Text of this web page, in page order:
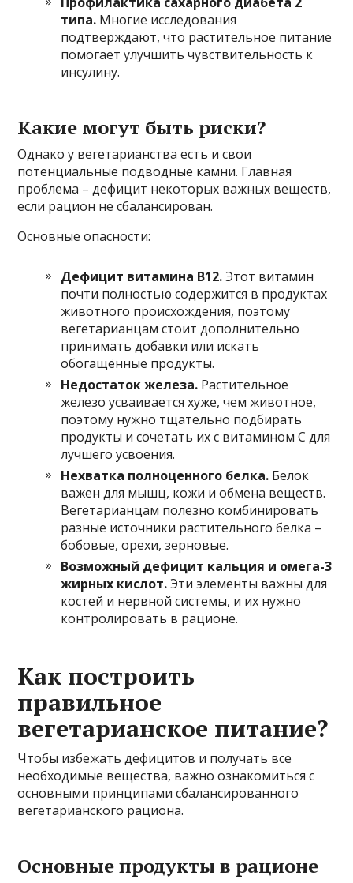
типа. Многие исследования
подтверждают, что растительное питание
помогает улучшить чувствительность к
инсулину.
Какие могут быть риски?
Однако у вегетарианства есть и свои
потенциальные подводные камни. Главная
проблема – дефицит некоторых важных веществ,
если рацион не сбалансирован.
Основные опасности:
Дефицит витамина B12.Этот витамин
почти полностью содержится в продуктах
животного происхождения, поэтому
вегетарианцам стоит дополнительно
принимать добавки или искать
обогащённые продукты.
Недостаток железа. Растительное
железо усваивается хуже, чем животное,
поэтому нужно тщательно подбирать
продукты и сочетать их с витамином C для
лучшего усвоения.
Нехватка полноценного белка. Белок
важен для мышц, кожи и обмена веществ.
Вегетарианцам полезно комбинировать
разные источники растительного белка –
бобовые, орехи, зерновые.
Возможный дефицит кальция и омега-3
жирных кислот.Эти элементы важны для
костей и нервной системы, и их нужно
контролировать в рационе.
Как построить
правильное
вегетарианское питание?
Чтобы избежать дефицитов и получать все
необходимые вещества, важно ознакомиться с
основными принципами сбалансированного
вегетарианского рациона.
Основные продукты в рационе